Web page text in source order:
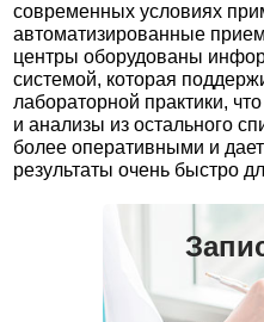
современных условиях
автоматизированные
центры оборудованы
системой, которая
лабораторной практики,
и анализы из остального
более оперативными и
результаты очень быстро